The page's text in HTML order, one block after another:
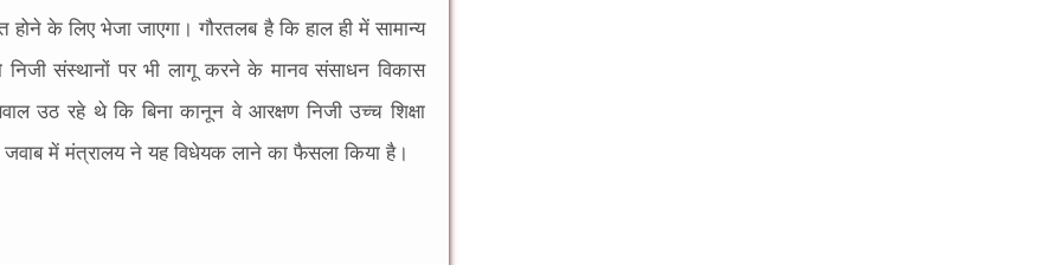
के लिए भेजा जाएगा। गौरतलब है कि हाल ही में सामान्य
संस्थानों पर भी लागू करने के मानव संसाधन विकास
उठ रहे थे कि बिना कानून वे आरक्षण निजी उच्च शिक्षा
में मंत्रालय ने यह विधेयक लाने का फैसला किया है।